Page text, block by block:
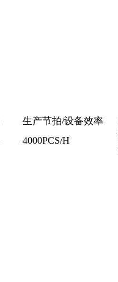
⽣产节拍/设备效率
4000PCS/H